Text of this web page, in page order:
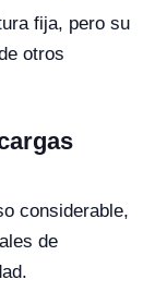
fija, pero su
otros
considerable,
de